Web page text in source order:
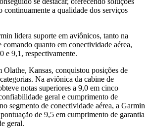
continuamente a qualidade dos serviços
lidera suporte em aviônicos, tanto na
comando quanto em conectividade aérea,
e 9,1, respectivamente.
Olathe, Kansas, conquistou posições de
Na aviônica da cabine de
notas superiores a 9,0 em cinco
geral e cumprimento de
segmento de conectividade aérea, a Garmin
de 9,5 em cumprimento de garantia
geral.